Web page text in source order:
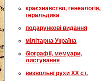
краєзнавство, генеалогія,
геральдика
подарункові видання
мілітарна Україна
біографії, мемуари,
листування
визвольні рухи XX ст.